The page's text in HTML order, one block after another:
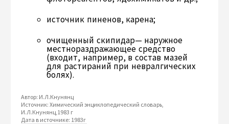
источник пиненов, карена;
очищенный скипидар— наружное
местнораздражающее средство
(входит, например, в состав мазей
для растираний при невралгических
болях).
Автор: И.Л.Кнунянц
Источник: Химический энциклопедический словарь,
И.Л.Кнунянц,1983 г
Дата в источнике: 1983г